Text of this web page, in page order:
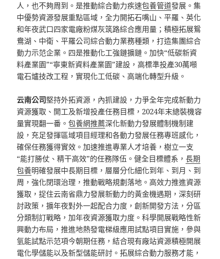
人，也不夠周到。是推動綜合動力疾速包養管道發展。集
中優勢資源發展重點區域，全力開拓石嘴山、平羅、英化
和年夜武口四家電廠粉煤灰筑路綜合應用量；積極拓展鴛
鴦湖、中衛、平羅公司綜合動力業務種類，打造集團綜合
動力示范企業。四是推動化工強鏈擴鏈。加快“低碳新資
料產業園”“寧東新資料產業園”建設，高標準投產30萬噸
電石爐技改工程，實現化工低碳、高端化轉型升級。
云南公司堅持外拓資源，內抓建設，力爭全年完成新動力
資源獲取、開工及新增投產任務目標，2024年末總裝機容
量實現翻一番。包養網推薦深化新動力發展體制機制建
設，充足發揮區域項目經理和各動力發展任務專班感化，
確保任務獲得實效。加速推進專業人才培養，樹立一支
“能打勝仗、精干高效”的任務隊伍。健全目標體系，長期
包養明確發展中長期目標，層層分化細化到年、到月、到
周，強化閉環治理，推動戰略規劃落地。高效力推進資源
獲取，捉住云南省鼎力發展新動力的黃金機遇期，深刻研
討政策，擴年夜對外一起配合力度，創新開發方法，分區
分類制訂戰略，加年夜資源獲取力度。科學開展戰略性新
興動力布局，推進地熱發電梯級應用試點項目實施，參與
氫能試點示范項今朝期任務，結合現有廠站資源積極開展
電化學儲能以及新型儲能研討。拓展綜合動力服務才能，